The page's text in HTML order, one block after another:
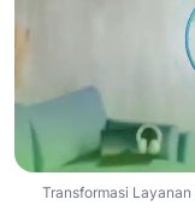
Transformasi